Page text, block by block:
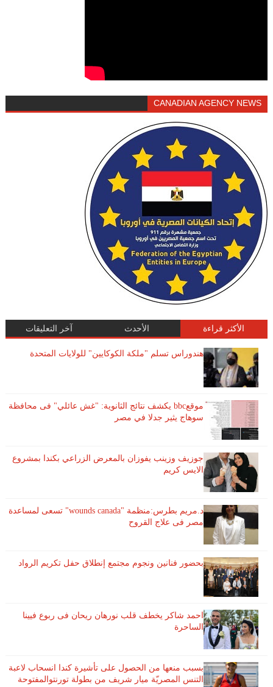
CANADIAN AGENCY NEWS
الأكثر قراءة الأحدث آخر التعليقات
هندوراس تسلم "ملكة الكوكايين" للولايات المتحدة
موقعbbc يكشف نتائج الثانوية: "غش عائلي" فى محافظة
سوهاج يثير جدلا في مصر
جوزيف وزينب يفوزان بالمعرض الزراعي بكندا بمشروع
الايس كريم
د.مريم بطرس:منظمة "wounds canada" تسعى لمساعدة
مصر فى علاج القروح
بحضور فنانين ونجوم مجتمع إنطلاق حفل تكريم الرواد
احمد شاكر يخطف قلب نورهان ريحان فى ربوع فيينا
الساحرة
بسبب منعها من الحصول على تأشيرة كندا انسحاب لاعبة ​
التنس​ المصريّة ​ميار شريف​ من بطولة ​تورنتو​المفتوحة